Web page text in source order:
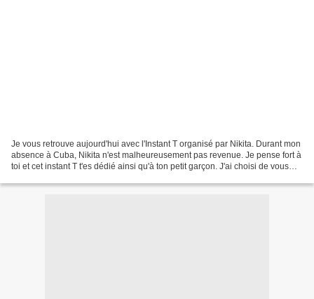
Je vous retrouve aujourd'hui avec l'Instant T organisé par Nikita. Durant mon
absence à Cuba, Nikita n'est malheureusement pas revenue. Je pense fort à
toi et cet instant T t'es dédié ainsi qu'à ton petit garçon. J'ai choisi de vous